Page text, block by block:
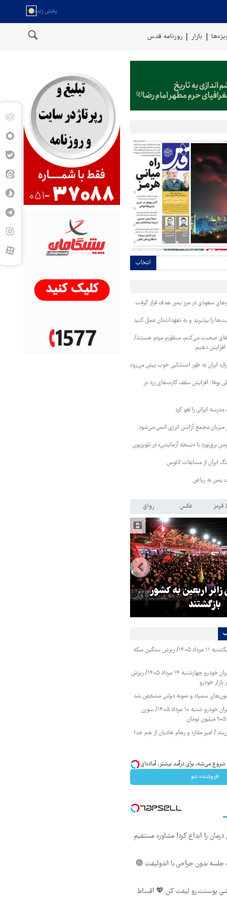
بازار روزنامه قدس
سواحل عمان
انتخاب
سعودی در مرز یمن هدف قرار گرفت
را بپذیرید و به تعهدات‌تان عمل کنید
صحبت می‌کنم، منظورم مردم هستند/
افزایش دهیم
ایران به طور استثنایی خوب پیش می‌رود
یوفا؛ افزایش سقف کارت‌های زرد در
ایرانی را لغو کرد
میزبان مجمع آژانس انرژی اتمی می‌شود
برق‌نورد با «نسخه آزمایشی» در تلویزیون
ایران از مسابقات لائوس
یمن به ریاض
عکس رواق
زائر اربعین به کشور
بازگشتند
قیمت طلا و سکه یکشنبه ۱۱ مرداد ۱۴۰۵/ ریزش سنگین سکه
قیمت محصولات ایران خودرو چهارشنبه ۱۴ مرداد ۱۴۰۵/ ریزش
خودرو
سمپاد و نمونه دولتی مشخص شد
قیمت محصولات ایران خودرو شنبه ۱۰ مرداد ۱۴۰۵/ سورن
/ امیر مقاره و رهام هادیان از هم جدا
می‌شه، برای درآمد بیشتر، آماده‌ای؟
فروشنده شو
را ابداع کرد! مشاوره مستقیم
بدون جراحی با اندولیفت 🟢
پوستت رو لیفت کن 💖 اقساط